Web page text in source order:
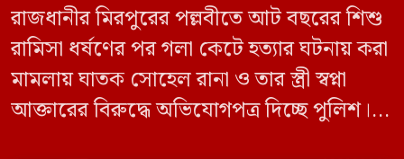
রাজধানীর মিরপুরের পল্লবীতে আট বছরের শিশু
রামিসা ধর্ষণের পর গলা কেটে হত্যার ঘটনায় করা
মামলায় ঘাতক সোহেল রানা ও তার স্ত্রী স্বপ্না
আক্তারের বিরুদ্ধে অভিযোগপত্র দিচ্ছে পুলিশ।